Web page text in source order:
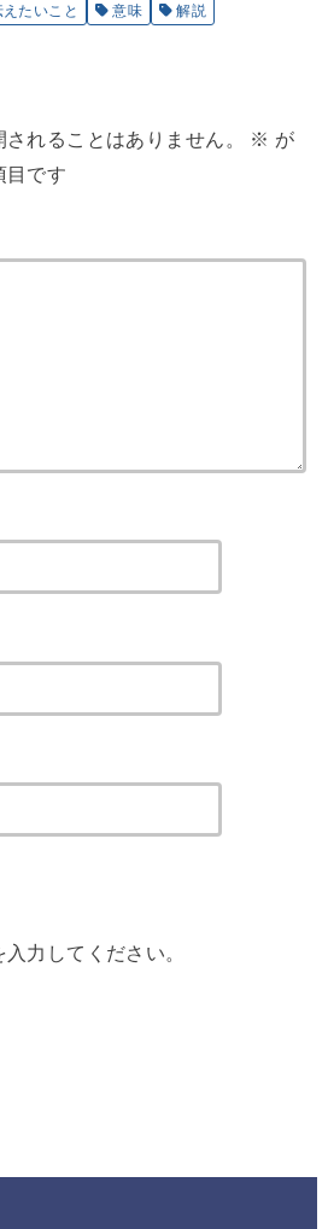
えたいこと 意味 解説
れることはありません。 ※ が
目です
力してください。